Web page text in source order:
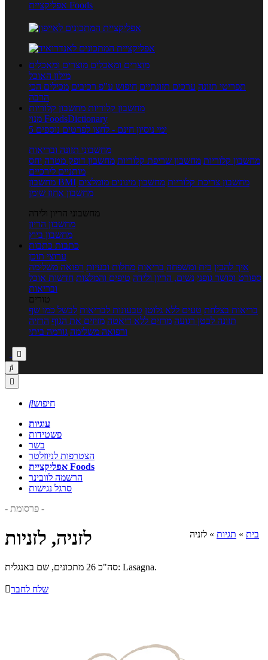
אפליקציית Foods
מוצרים ומאכלים מוצרים ומאכלים
מילון האוכל
תפריטי תזונה ערכים תזונתיים חיפוש ע"פ רכיבים מכילים הכי
הרבה
מחשבון קלוריות מחשבון קלוריות
מנוי FoodsDictionary
5 ימי ניסיון חינם - לחצו לפרטים נוספים
מחשבוני תזונה ובריאות
מחשבון קלוריות מחשבון שריפת קלוריות מחשבון דופק מטרה יחס
מותניים לירכיים
מחשבון BMI
מחשבון צריכת קלוריות מחשבון מינונים מומלצים
מחשבון אחוז שומן
מחשבוני הריון ולידה
מחשבון הריון
מחשבון ביוץ
כתבות כתבות
ערוצי תוכן
איך להכין בית ומשפחה בריאות מחלות ובעיות רפואה משלימה
ספורט וכושר גופני נשים, הריון ולידה טיפים והמלצות חדשות אוכל
ובריאות
טורים
בריאות בצלחת טעים ללא גלוטן טבעונות לבריאות לבשל כמו שף
תזונה לבטן רגועה מרזים ללא דיאטה מזיזים את הגוף הרזיה
ורפואה משלימה גורמה ביתי



חיפוש
עוגיות
פשטידות
בשר
הצטרפות לניוזלטר
אפליקציית Foods
הרשמה לוובינר
סרגל נגישות
- פרסומת -
בית » תגיות » לזניה לזניה, לזניות
סה"כ 26 מתכונים, שם באנגלית: Lasagna.
שלח לחבר